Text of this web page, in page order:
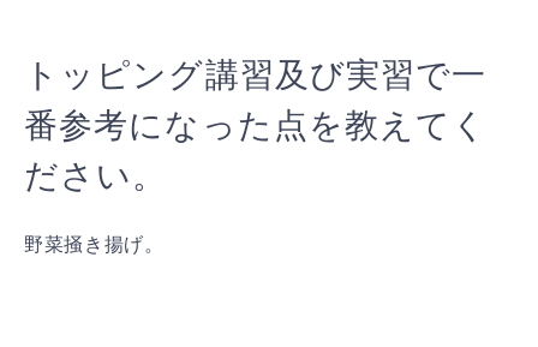
トッピング講習及び実習で一
番参考になった点を教えてく
ださい。
野菜掻き揚げ。